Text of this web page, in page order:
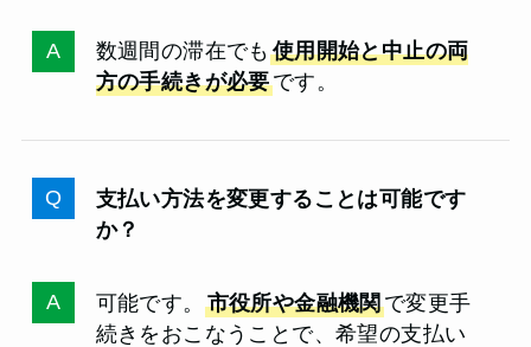
数週間の滞在でも 使用開始と中止の両
方の手続きが必要です。
支払い方法を変更することは可能です
か？
可能です。 市役所や金融機関で変更手
続きをおこなうことで、希望の支払い